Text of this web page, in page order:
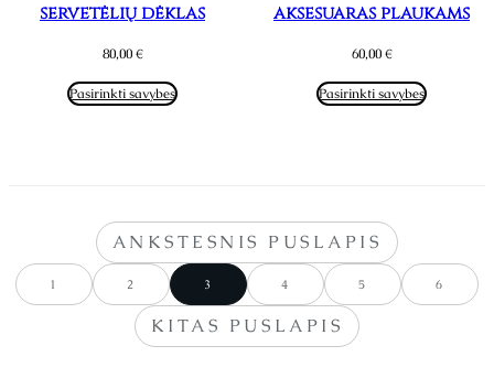
servetėlių dėklas
80,00€
Pasirinkti savybes
aksesuaras plaukams
60,00€
Pasirinkti savybes
ANKSTESNIS PUSLAPIS
1 2 3 4 5 6
KITAS PUSLAPIS